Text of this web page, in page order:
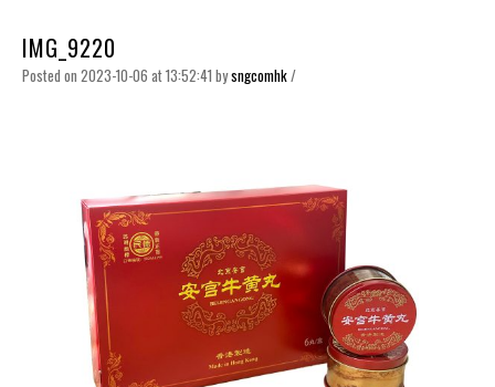
IMG_9220
Posted on 2023-10-06 at 13:52:41 bysngcomhk/